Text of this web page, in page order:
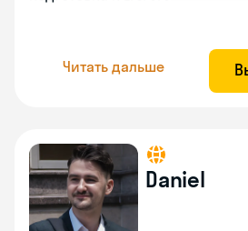
Читать дальше
Daniel